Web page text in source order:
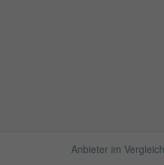
Anbieter im Vergleich